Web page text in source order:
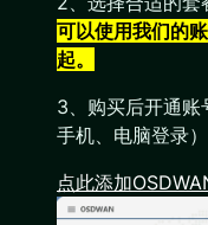
可以使用我们的
起。
3、购买后开通
手机、电脑登录）
点此添加